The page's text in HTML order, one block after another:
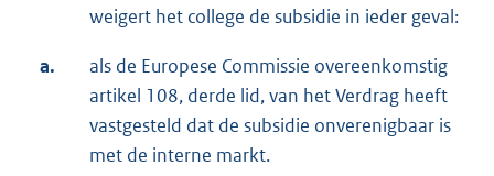
weigert het college de subsidie in ieder geval:
a.
als de Europese Commissie overeenkomstig
artikel 108, derde lid, van het Verdrag heeft
vastgesteld dat de subsidie onverenigbaar is
met de interne markt.